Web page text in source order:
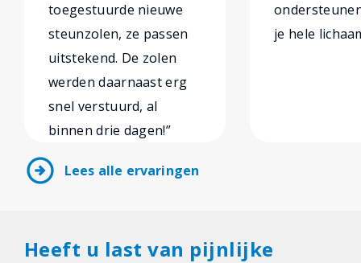
toegestuurde nieuwe
steunzolen, ze passen
uitstekend. De zolen
werden daarnaast erg
snel verstuurd, al
binnen drie dagen!”
je hele
arrow_circle_right Lees alle ervaringen
Heeft u last van pijnlijke